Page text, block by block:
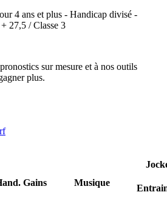
4 ans et plus - Handicap divisé -
27,5 / Classe 3
sur mesure et à nos outils
plus.
Gains Musique